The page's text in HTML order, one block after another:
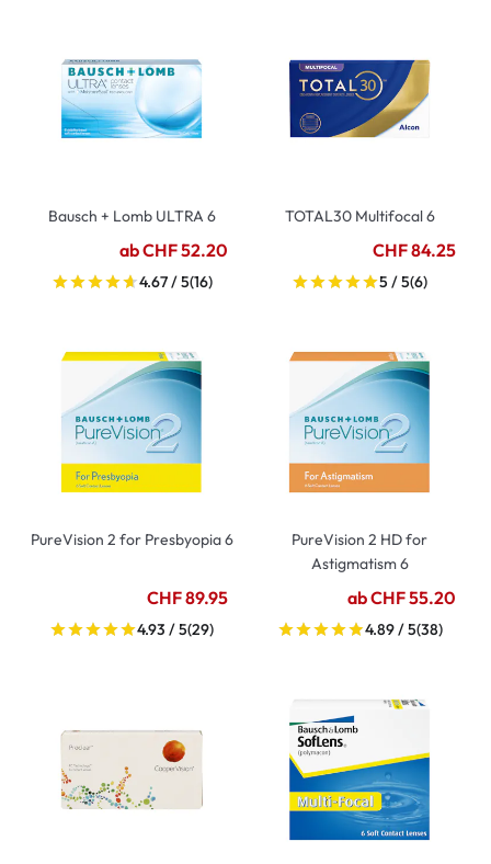
Bausch + Lomb ULTRA 6
ab CHF 52.20
4.67 / 5(16)
TOTAL30 Multifocal 6
CHF 84.25
5 / 5(6)
PureVision 2 for Presbyopia 6
CHF 89.95
4.93 / 5(29)
PureVision 2 HD for
Astigmatism 6
ab CHF 55.20
4.89 / 5(38)